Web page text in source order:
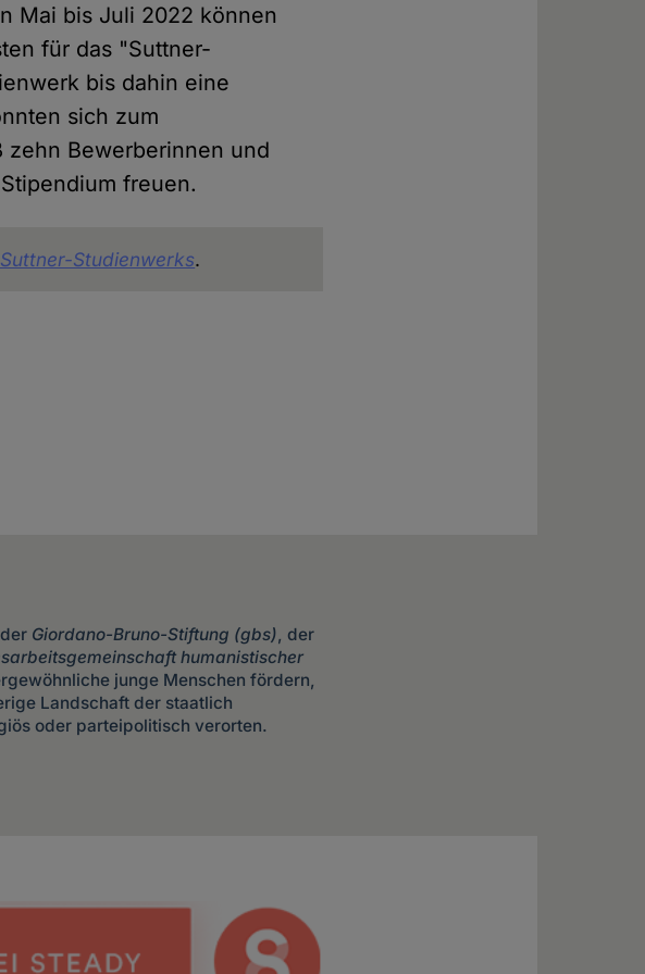
Mai bis Juli 2022 können
für das "Suttner-
bis dahin eine
sich zum
zehn Bewerberinnen und
freuen.
Studienwerks.
, der Giordano-Bruno-Stiftung (gbs) , der
humanistischer
junge Menschen fördern,
Landschaft der staatlich
oder parteipolitisch verorten.